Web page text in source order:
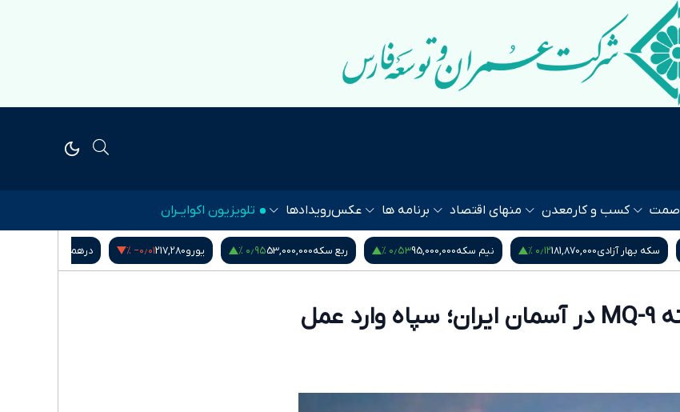
صمت کسب و کار معدن منهای اقتصاد برنامه ها عکسرویدادها تلویزیون اکوایــران
سکه بهار آزادی181,870,000۰٫۱۲ % نیم سکه95,000,000۰٫۵۳ % ربع سکه53,000,000۰٫۹۵ % یورو217,280‎−۰٫۰۱ % درهم امارات
شکار پهپاد پیشرفته MQ-9 در آسمان ایران؛ سپاه وارد عمل